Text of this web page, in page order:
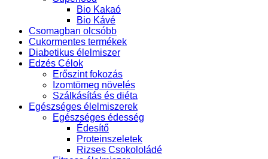
Bio Kakaó
Bio Kávé
Csomagban olcsóbb
Cukormentes termékek
Diabetikus élelmiszer
Edzés Célok
Erőszint fokozás
Izomtömeg növelés
Szálkásítás és diéta
Egészséges élelmiszerek
Egészséges édesség
Édesítő
Proteinszeletek
Rizses Csokololádé